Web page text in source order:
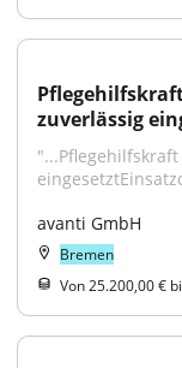
zuverlässig
avanti GmbH
Bremen
Von 25.200,00 €